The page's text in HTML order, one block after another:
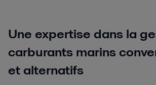
Une expertise dans la
carburants marins
et alternatifs